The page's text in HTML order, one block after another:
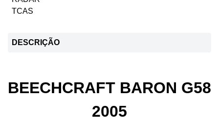
TCAS
DESCRIÇÃO
BEECHCRAFT BARON G58
2005